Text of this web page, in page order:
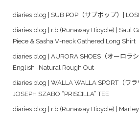
diaries blog | SUB POP（サブポップ）|
diaries blog | r.b.(Runaway Bicycle) | Saul
Piece & Sasha V-neck Gathered Long Shirt
diaries blog | AURORA SHOES（オーロラ
English -Natural Rough Out-
diaries blog | WALLA WALLA SPORT（ワラ
JOSEPH SZABO “PRISCILLA” TEE
diaries blog | r.b.(Runaway Bicycle) |